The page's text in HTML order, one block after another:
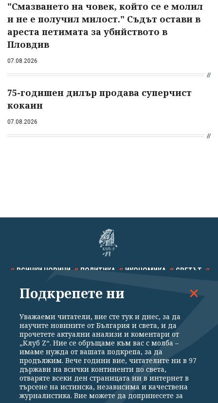
"Смазването на човек, който се е молил
и не е получил милост." Съдът остави в
ареста петимата за убийството в
Пловдив
07.08.2026
75-годишен дилър продава суперчист
кокаин
07.08.2026
ВСИЧКИ НОВИНИ ПОЛИТИКА ИКОНОМИКА СВЕТЪТ
СПОРТ КУЛТУРА ТЕХНОЛОГИИ КАЛЕЙДОСКОП
Общи условия
Политика за поверителност
Реклама
Партньори Контакти
За Клуб Z
Екип
Подкрепете ни
Подкрепете ни
Уважаеми читатели, вие сте тук и днес, за да
научите новините от България и света, и да
прочетете актуални анализи и коментари от
„Клуб Z“. Ние се обръщаме към вас с молба –
имаме нужда от вашата подкрепа, за да
продължим. Вече години вие, читателите ни в 97
държави на всички континенти по света,
отваряте всеки ден страницата ни в интернет в
търсене на истинска, независима и качествена
журналистика. Вие можете да допринесете за